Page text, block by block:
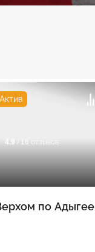
Актив
4.9 / 16 отзывов
по Адыгее